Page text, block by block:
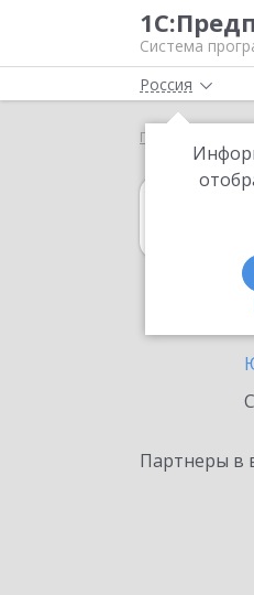
Система
Россия
Главная
Партнеры в